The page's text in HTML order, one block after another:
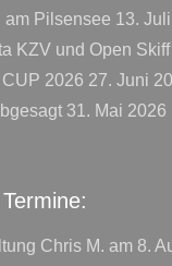
am Pilsensee 13.
KZV und Open Skiff
2026 27. Juni
31. Mai 2026
Chris M. am 8.